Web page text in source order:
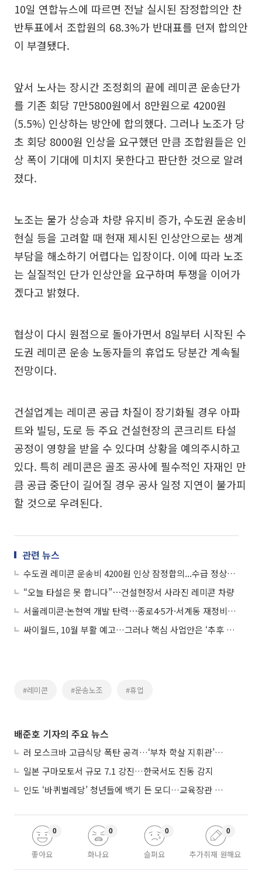
10일 연합뉴스에 따르면 전날 실시된 잠정합의안 찬
반투표에서 조합원의 68.3%가 반대표를 던져 합의안
이 부결됐다.
앞서 노사는 장시간 조정회의 끝에 레미콘 운송단가
를 기존 회당 7만5800원에서 8만원으로 4200원
(5.5%) 인상하는 방안에 합의했다. 그러나 노조가 당
초 회당 8000원 인상을 요구했던 만큼 조합원들은 인
상 폭이 기대에 미치지 못한다고 판단한 것으로 알려
졌다.
노조는 물가 상승과 차량 유지비 증가, 수도권 운송비
현실 등을 고려할 때 현재 제시된 인상안으로는 생계
부담을 해소하기 어렵다는 입장이다. 이에 따라 노조
는 실질적인 단가 인상안을 요구하며 투쟁을 이어가
겠다고 밝혔다.
협상이 다시 원점으로 돌아가면서 8일부터 시작된 수
도권 레미콘 운송 노동자들의 휴업도 당분간 계속될
전망이다.
건설업계는 레미콘 공급 차질이 장기화될 경우 아파
트와 빌딩, 도로 등 주요 건설현장의 콘크리트 타설
공정이 영향을 받을 수 있다며 상황을 예의주시하고
있다. 특히 레미콘은 골조 공사에 필수적인 자재인 만
큼 공급 중단이 길어질 경우 공사 일정 지연이 불가피
할 것으로 우려된다.
관련 뉴스
수도권 레미콘 운송비 4200원 인상 잠정합의...수급 정상화되나
“오늘 타설은 못 합니다”⋯건설현장서 사라진 레미콘 차량
서울레미콘·논현역 개발 탄력⋯종로4·5가·서계동 재정비도 통과
싸이월드, 10월 부활 예고…그러나 핵심 사업안은 ‘추후 공개’
#레미콘 #운송노조 #휴업
배준호 기자의 주요 뉴스
러 모스크바 고급식당 폭탄 공격…‘부차 학살 지휘관’ 노렸나
일본 구마모토서 규모 7.1 강진…한국서도 진동 감지
인도 ‘바퀴벌레당’ 청년들에 백기 든 모디…교육장관 사퇴
좋아요
0
화나요
0
슬퍼요
0
추가취재 원해요
0